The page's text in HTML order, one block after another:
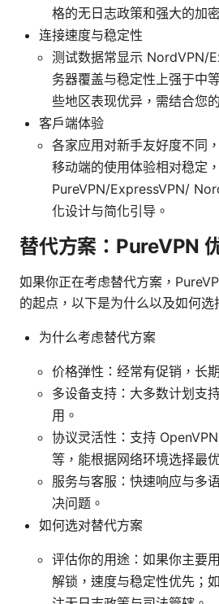
格的无日志政策和强大的加
连接速度与稳定性
测试数据常显示 NordVPN/
务器覆盖与稳定性上强于中
些地区表现优异，需结合您
客户端体验
各家应用对新手友好度不同
移动端的使用体验相对稳定，
PureVPN/ExpressVPN/
化设计与简化引导。
替代方案：PureVPN
如果你正在考虑替代方案，
的起点，以下是为什么以及如何选
为什么考虑替代方案
价格弹性：经常有促销，长
多设备支持：大多数计划支
用。
协议灵活性：支持
等，能根据网络环境选择最
服务与客服：快速响应与多
决问题。
如何选对替代方案
评估你的用途：如果你主要
解锁，速度与稳定性优先；